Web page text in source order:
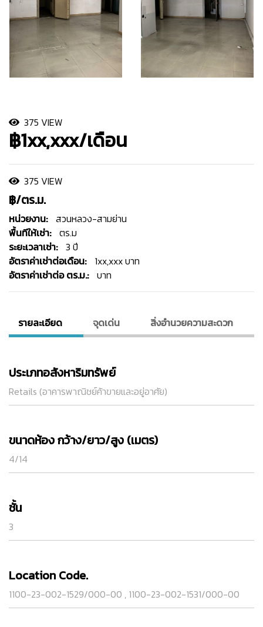
375 VIEW
฿1xx,xxx/เดือน
375 VIEW
฿/ตร.ม.
หน่วยงาน: สวนหลวง-สามย่าน
พื้นทีให้เช่า: ตร.ม
ระยะเวลาเช่า: 3 ปี
อัตราค่าเช่าต่อเดือน:
1xx,xxx บาท
อัตราค่าเช่าต่อ ตร.ม.: บาท
รายละเอียด จุดเด่น สิ่งอํานวยความสะดวก
ประเภทอสังหาริมทรัพย์
Retails (อาคารพาณิชย์ค้าขายและอยู่อาศัย)
ขนาดห้อง กว้าง/ยาว/สูง (เมตร)
4/14
ชั้น
3
Location Code.
1100-23-002-1529/000-00 , 1100-23-002-1531/000-00